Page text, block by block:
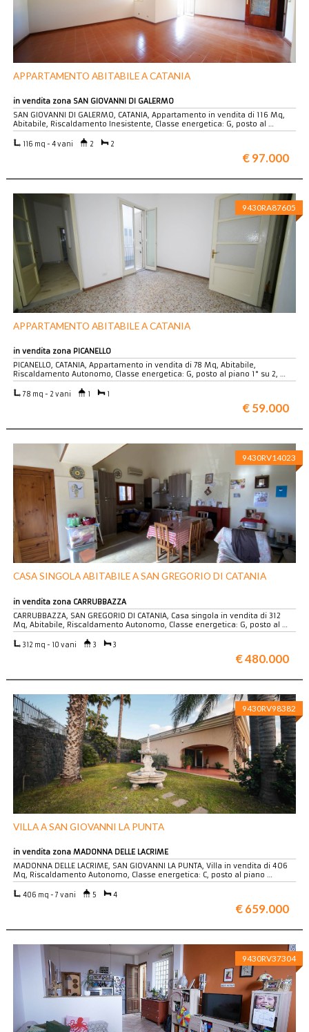
APPARTAMENTO ABITABILE A CATANIA
in vendita zona SAN GIOVANNI DI GALERMO
SAN GIOVANNI DI GALERMO, CATANIA, Appartamento in vendita di 116 Mq,
Abitabile, Riscaldamento Inesistente, Classe energetica: G, posto al …
116 mq - 4 vani 2 2
€ 97.000
9430RA87605
APPARTAMENTO ABITABILE A CATANIA
in vendita zona PICANELLO
PICANELLO, CATANIA, Appartamento in vendita di 78 Mq, Abitabile,
Riscaldamento Autonomo, Classe energetica: G, posto al piano 1° su 2, …
78 mq - 2 vani 1 1
€ 59.000
9430RV14023
CASA SINGOLA ABITABILE A SAN GREGORIO DI CATANIA
in vendita zona CARRUBBAZZA
CARRUBBAZZA, SAN GREGORIO DI CATANIA, Casa singola in vendita di 312
Mq, Abitabile, Riscaldamento Autonomo, Classe energetica: G, posto al …
312 mq - 10 vani 3 3
€ 480.000
9430RV98382
VILLA A SAN GIOVANNI LA PUNTA
in vendita zona MADONNA DELLE LACRIME
MADONNA DELLE LACRIME, SAN GIOVANNI LA PUNTA, Villa in vendita di 406
Mq, Riscaldamento Autonomo, Classe energetica: C, posto al piano …
406 mq - 7 vani 5 4
€ 659.000
9430RV37304